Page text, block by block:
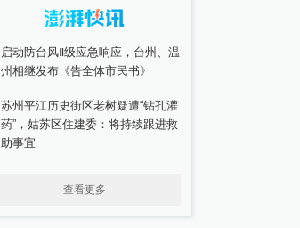
启动防台风Ⅱ级应急响应，台州、温
州相继发布《告全体市民书》
苏州平江历史街区老树疑遭“钻孔灌
药”，姑苏区住建委：将持续跟进救
助事宜
查看更多